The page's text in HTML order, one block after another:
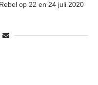
op 22 en 24 juli 2020